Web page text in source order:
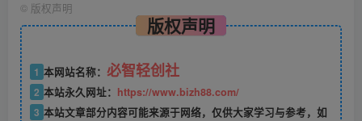
© 版权声明
版权声明
1 本网站名称： 必智轻创社
2 本站永久网址： https://www.bizh88.com/
3 本站文章部分内容可能来源于网络，仅供大家学习与参考，如